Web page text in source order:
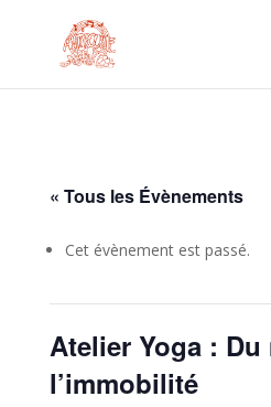
« Tous les Évènements
Cet évènement est passé.
Atelier Yoga :
l’immobilité